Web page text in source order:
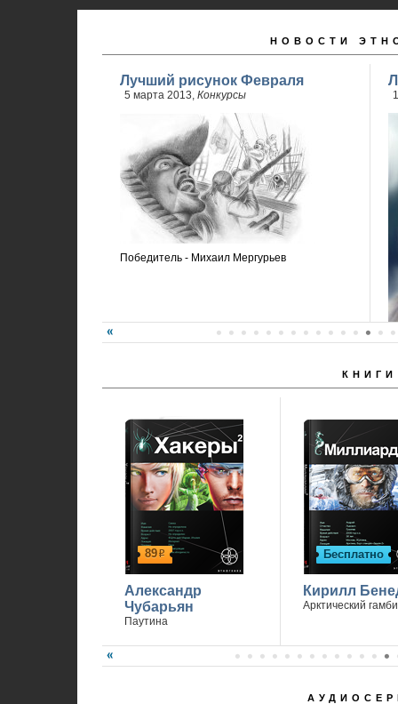
НОВОСТИ
Лучший рисунок Февраля
5 марта 2013, Конкурсы
Победитель - Михаил Мергурьев
КНИГИ
89р
Александр
Чубарьян
Паутина
Бесплатно
Кирилл
Арктический